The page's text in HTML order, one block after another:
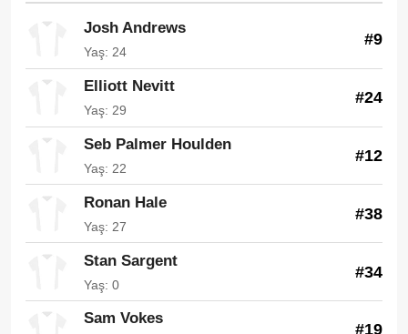
Josh Andrews
Yaş: 24
#9
Elliott Nevitt
Yaş: 29
#24
Seb Palmer Houlden
Yaş: 22
#12
Ronan Hale
Yaş: 27
#38
Stan Sargent
Yaş: 0
#34
Sam Vokes
#19